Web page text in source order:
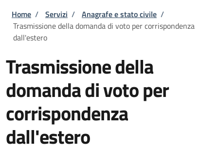
Briciole di pane
Home / Servizi / Anagrafe e stato civile /
Trasmissione della domanda di voto per corrispondenza
dall'estero
Trasmissione della
domanda di voto per
corrispondenza
dall'estero